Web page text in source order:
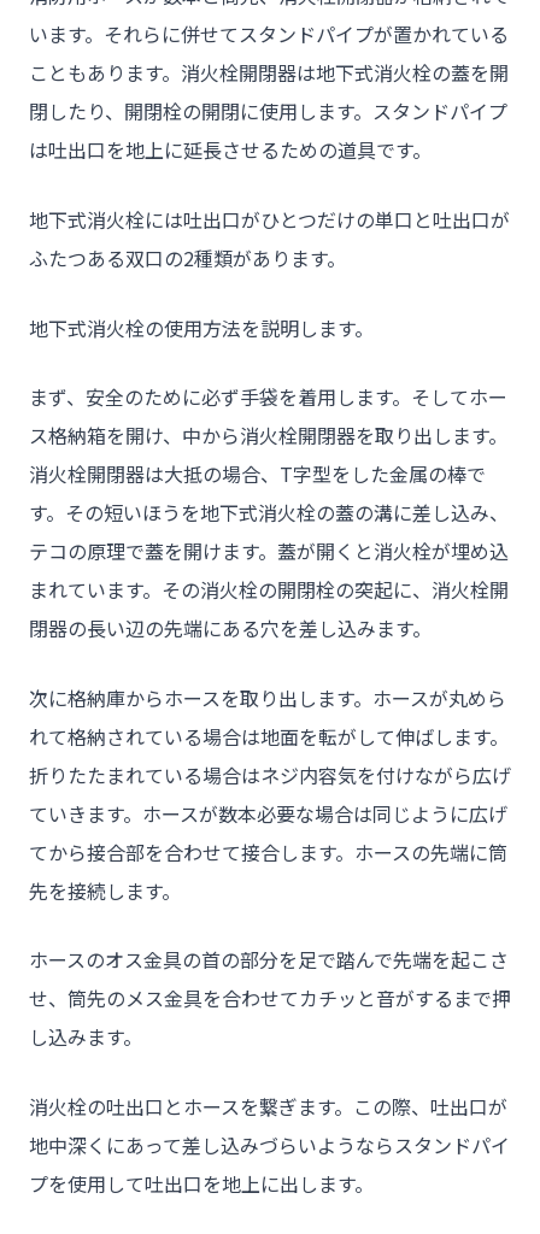
- トウカイセツビが選ばれる理由
- 介護施設事業者様
- 不動産管理会社様・アパートマンションオーナー様
- 工事業者様
- お客様の声
- 施工事例
- 会社概要
- お問い合わせ
います。それらに併せてスタンドパイプが置かれている
こともあります。消火栓開閉器は地下式消火栓の蓋を開
閉したり、開閉栓の開閉に使用します。スタンドパイプ
は吐出口を地上に延長させるための道具です。
地下式消火栓には吐出口がひとつだけの単口と吐出口が
ふたつある双口の2種類があります。
地下式消火栓の使用方法を説明します。
まず、安全のために必ず手袋を着用します。そしてホー
ス格納箱を開け、中から消火栓開閉器を取り出します。
消火栓開閉器は大抵の場合、T字型をした金属の棒で
す。その短いほうを地下式消火栓の蓋の溝に差し込み、
テコの原理で蓋を開けます。蓋が開くと消火栓が埋め込
まれています。その消火栓の開閉栓の突起に、消火栓開
閉器の長い辺の先端にある穴を差し込みます。
次に格納庫からホースを取り出します。ホースが丸めら
れて格納されている場合は地面を転がして伸ばします。
折りたたまれている場合はネジ内容気を付けながら広げ
ていきます。ホースが数本必要な場合は同じように広げ
てから接合部を合わせて接合します。ホースの先端に筒
先を接続します。
ホースのオス金具の首の部分を足で踏んで先端を起こさ
せ、筒先のメス金具を合わせてカチッと音がするまで押
し込みます。
消火栓の吐出口とホースを繋ぎます。この際、吐出口が
地中深くにあって差し込みづらいようならスタンドパイ
プを使用して吐出口を地上に出します。